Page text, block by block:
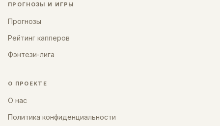
ПРОГНОЗЫ И ИГРЫ
Прогнозы
Рейтинг капперов
Фэнтези-лига
О ПРОЕКТЕ
О нас
Политика конфиденциальности